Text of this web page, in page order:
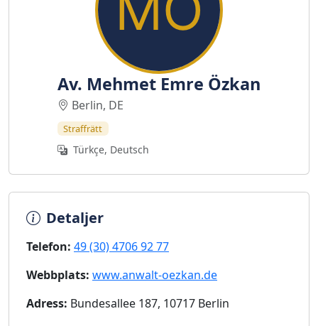
Av. Mehmet Emre Özkan
Berlin, DE
Straffrätt
Türkçe, Deutsch
Detaljer
Telefon: 49 (30) 4706 92 77
Webbplats: www.anwalt-oezkan.de
Adress: Bundesallee 187, 10717 Berlin